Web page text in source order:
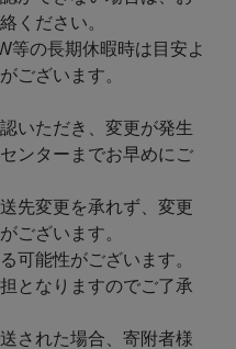
ください。
等の長期休暇時は目安よ
ございます。
いただき、変更が発生
ンターまでお早めにご
先変更を承れず、変更
ございます。
可能性がございます。
となりますのでご了承
された場合、寄附者様